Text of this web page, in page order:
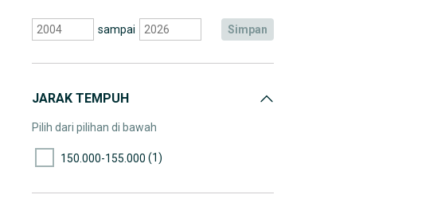
sampai simpan
JARAK TEMPUH
Pilih dari pilihan di bawah
150.000-155.000 (1)